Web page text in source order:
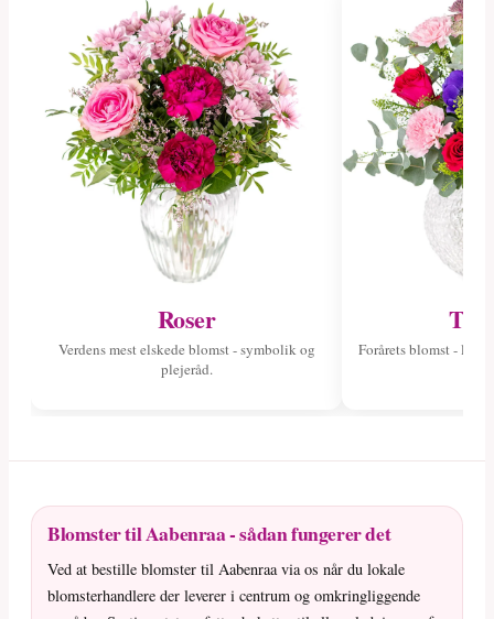
Roser
Verdens mest elskede blomst - symbolik og
plejeråd.
Forårets blomst - læs
Blomster til Aabenraa - sådan fungerer det
Ved at bestille blomster til Aabenraa via os når du lokale
blomsterhandlere der leverer i centrum og omkringliggende